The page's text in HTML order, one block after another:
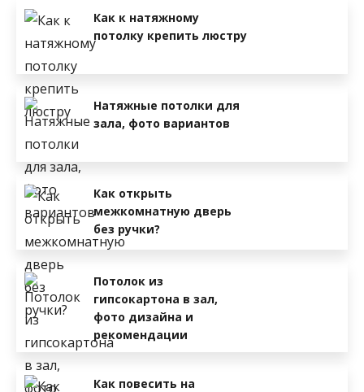
Как к натяжному
потолку крепить люстру
Натяжные потолки для
зала, фото вариантов
Как открыть
межкомнатную дверь
без ручки?
Потолок из
гипсокартона в зал,
фото дизайна и
рекомендации
Как повесить на